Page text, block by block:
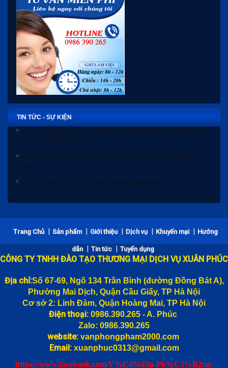
TIN TỨC - SỰ KIỆN
Khẩu trang vải 3 lớp trắng KT5 giá bán lẻ, bán sỉ rẻ nhất Hà Nội,
gửi hàng toàn quốc
Giá bán sỉ, lẻ các loại khẩu trang uy tín, chất lượng, hàng bảo
đảm
gửi hàng toàn quốc
Giá bán sỉ, lẻ các loại khẩu trang uy tín, chất lượng, hàng bảo
đảm
Trang Chủ | Sản phẩm | Giới thiệu | Dịch vụ | Khuyến mại | Hướng
dẫn | Tin tức | Tuyển dụng
CÔNG TY TNHH ĐÀO TẠO THƯƠNG MẠI DỊCH VỤ XUÂN PHÚC
Địa chỉ:Số 67-69, Ngõ 134 Trần Bình (đường Đồng Bát A),
Phường Mai Dịch, Quận Cầu Giấy, TP Hà Nội
Cơ sở 2: Linh Đàm, Quận Hoàng Mai, TP Hà Nội
Điện thoại: 0986.390.265 - A. Phúc
Zalo: 0986.390.265
website: vanphongpham2000.com
Email: xuanphuc0313@gmail.com
https://www.facebook.com/V%C4%83n-Ph%C3%B2ng-